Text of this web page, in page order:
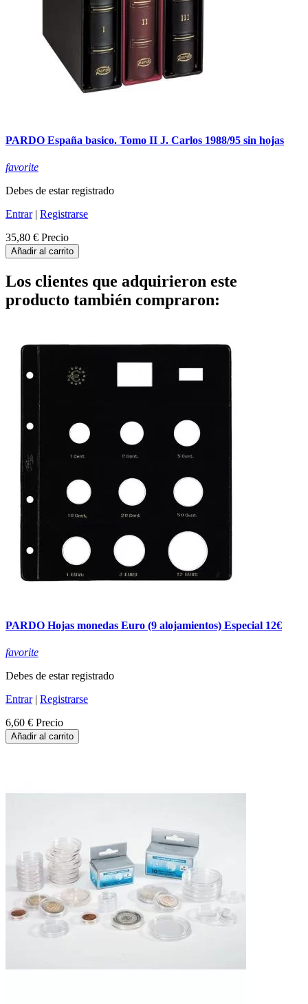
PARDO España basico. Tomo II J. Carlos 1988/95 sin hojas
favorite
Debes de estar registrado
Entrar| Registrarse
35,80 € Precio
Añadir al carrito
Los clientes que adquirieron este
producto también compraron:
PARDO Hojas monedas Euro (9 alojamientos) Especial 12€
favorite
Debes de estar registrado
Entrar| Registrarse
6,60 € Precio
Añadir al carrito